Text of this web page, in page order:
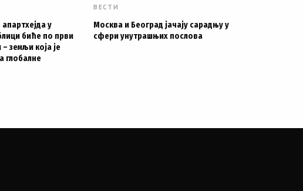
у
биће по први
– земљи која је
глобалне
ВЕСТИ
Москва и Београд јачају сарадњу у
сфери унутрашњих послова